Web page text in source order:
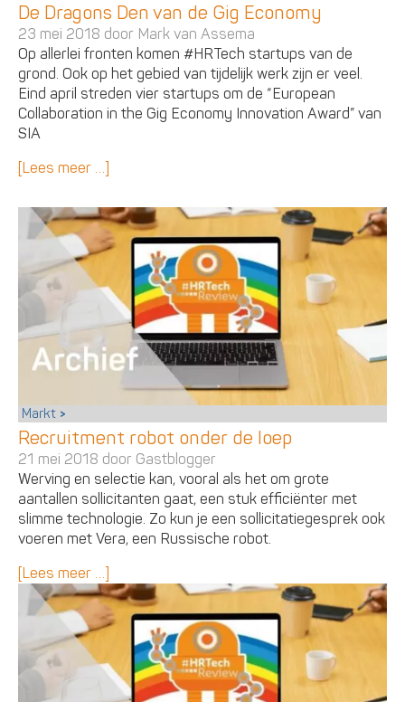
De Dragons Den van de Gig Economy
23 mei 2018 door Mark van Assema
Op allerlei fronten komen #HRTech startups van de
grond. Ook op het gebied van tijdelijk werk zijn er veel.
Eind april streden vier startups om de “European
Collaboration in the Gig Economy Innovation Award” van
SIA
[Lees meer …]
Markt
Recruitment robot onder de loep
21 mei 2018 door Gastblogger
Werving en selectie kan, vooral als het om grote
aantallen sollicitanten gaat, een stuk efficiënter met
slimme technologie. Zo kun je een sollicitatiegesprek ook
voeren met Vera, een Russische robot.
[Lees meer …]